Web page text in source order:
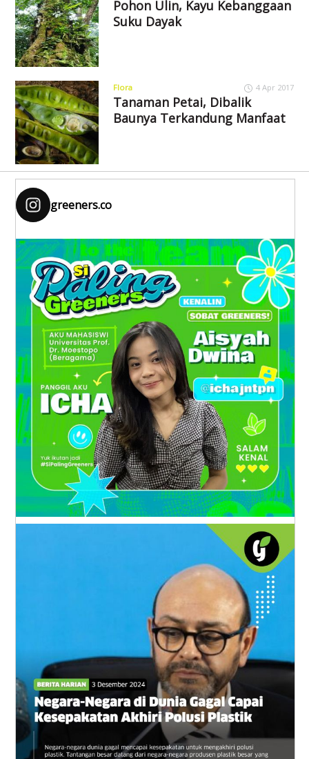
Pohon Ulin, Kayu Kebanggaan
Suku Dayak
Flora 4 Apr 2017
Tanaman Petai, Dibalik
Baunya Terkandung Manfaat
greeners.co